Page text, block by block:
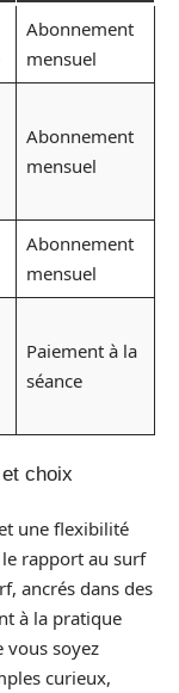
Abonnement
mensuel
Abonnement
mensuel
Abonnement
mensuel
Paiement à la
séance
choix
une flexibilité
rapport au surf
ancrés dans des
à la pratique
vous soyez
curieux,